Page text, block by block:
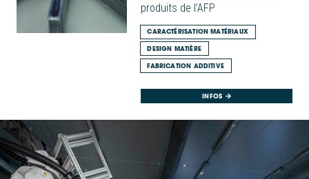
produits de l’AFP
CARACTÉRISATION MATÉRIAUX
DESIGN MATIÈRE
FABRICATION ADDITIVE
INFOS